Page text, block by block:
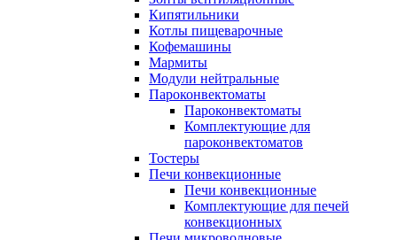
Кипятильники
Котлы пищеварочные
Кофемашины
Мармиты
Модули нейтральные
Пароконвектоматы
Пароконвектоматы
Комплектующие для
пароконвектоматов
Тостеры
Печи конвекционные
Печи конвекционные
Комплектующие для печей
конвекционных